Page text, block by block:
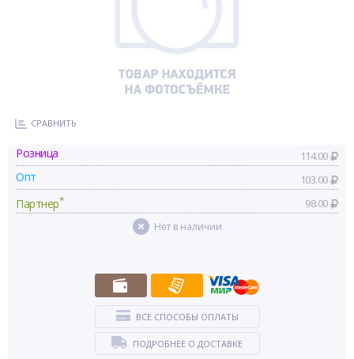
СРАВНИТЬ
Розница 114.00
Опт 103.00
Партнер* 98.00
Нет в наличии
ВСЕ СПОСОБЫ ОПЛАТЫ
ПОДРОБНЕЕ О ДОСТАВКЕ